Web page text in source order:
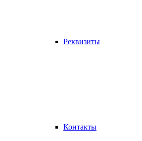
Реквизиты
Контакты